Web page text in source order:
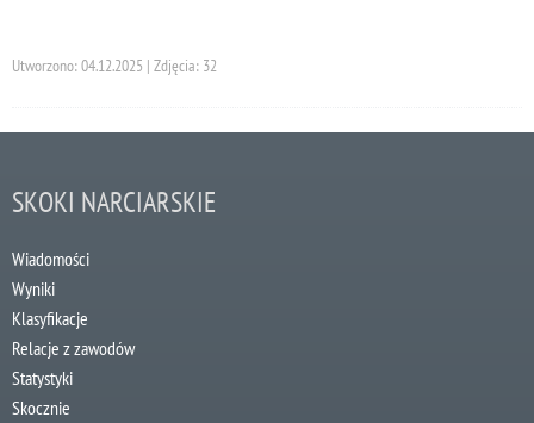
Utworzono: 04.12.2025 | Zdjęcia: 32
SKOKI NARCIARSKIE
Wiadomości
Wyniki
Klasyfikacje
Relacje z zawodów
Statystyki
Skocznie